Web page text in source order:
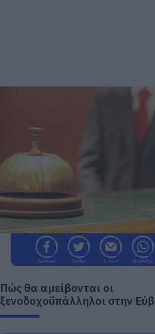
Facebook Twitter E-mail WhatsApp
Πώς θα αμείβονται οι
ξενοδοχοϋπάλληλοι στην